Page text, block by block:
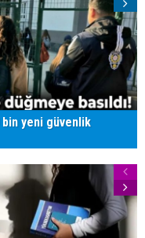
bin yeni güvenlik